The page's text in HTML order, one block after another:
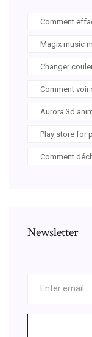
Comment
Magix music
Changer
Comment voir
Aurora 3d
Play store for
Comment
Newsletter